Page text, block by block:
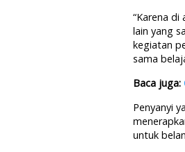
“Karena di
lain yang
kegiatan
sama
Baca juga:
Penyanyi
untuk